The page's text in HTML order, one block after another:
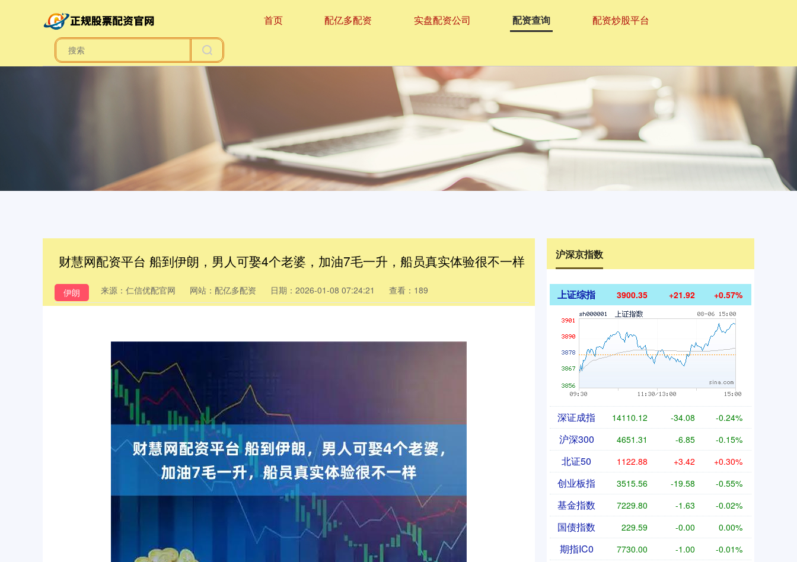
首页 配亿多配资 实盘配资公司 配资查询 配资炒股平台
财慧网配资平台 船到伊朗，男人可娶4个老婆，加油7毛一升，船员真实体验很不一样
伊朗 来源：仁信优配官网 网站：配亿多配资 日期：2026-01-08 07:24:21 查看：189
沪深京指数
上证综指 3900.35 +21.92 +0.57%
深证成指 14110.12 -34.08 -0.24%
沪深300 4651.31 -6.85 -0.15%
北证50 1122.88 +3.42 +0.30%
创业板指 3515.56 -19.58 -0.55%
基金指数 7229.80 -1.63 -0.02%
国债指数 229.59 -0.00 0.00%
期指IC0 7730.00 -1.00 -0.01%